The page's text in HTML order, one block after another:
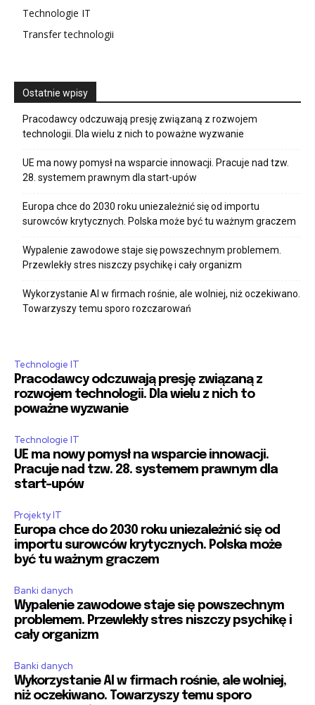
Technologie IT
Transfer technologii
Ostatnie wpisy
Pracodawcy odczuwają presję związaną z rozwojem
technologii. Dla wielu z nich to poważne wyzwanie
UE ma nowy pomysł na wsparcie innowacji. Pracuje nad tzw.
28. systemem prawnym dla start-upów
Europa chce do 2030 roku uniezależnić się od importu
surowców krytycznych. Polska może być tu ważnym graczem
Wypalenie zawodowe staje się powszechnym problemem.
Przewlekły stres niszczy psychikę i cały organizm
Wykorzystanie AI w firmach rośnie, ale wolniej, niż oczekiwano.
Towarzyszy temu sporo rozczarowań
Technologie IT
Pracodawcy odczuwają presję związaną z
rozwojem technologii. Dla wielu z nich to
poważne wyzwanie
Technologie IT
UE ma nowy pomysł na wsparcie innowacji.
Pracuje nad tzw. 28. systemem prawnym dla
start-upów
Projekty IT
Europa chce do 2030 roku uniezależnić się od
importu surowców krytycznych. Polska może
być tu ważnym graczem
Banki danych
Wypalenie zawodowe staje się powszechnym
problemem. Przewlekły stres niszczy psychikę i
cały organizm
Banki danych
Wykorzystanie AI w firmach rośnie, ale wolniej,
niż oczekiwano. Towarzyszy temu sporo